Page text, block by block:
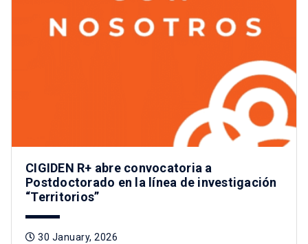
CIGIDEN R+ abre convocatoria a
Postdoctorado en la línea de investigación
“Territorios”
30 January, 2026